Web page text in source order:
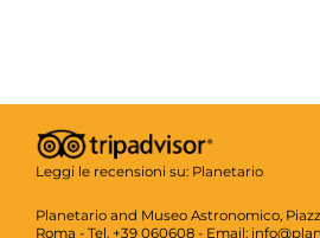
Leggi le recensioni su: Planetario
Planetario and Museo Astronomico,
Roma - Tel. +39 060608 - Email: